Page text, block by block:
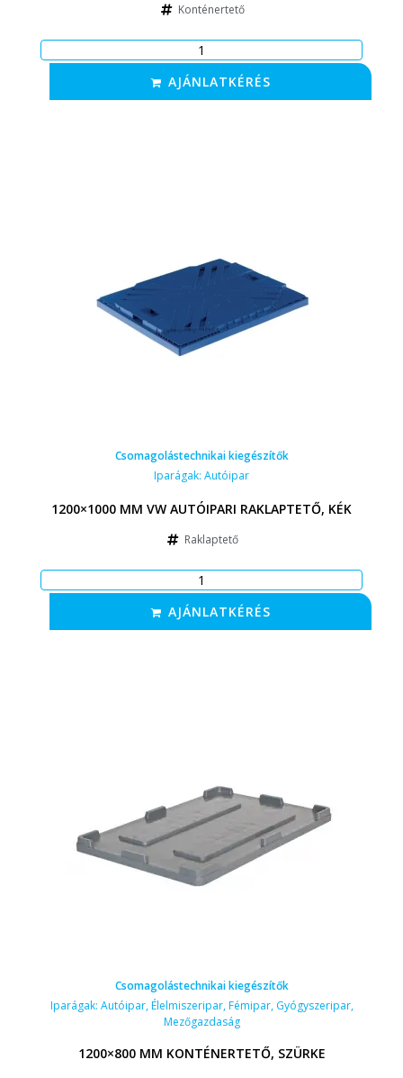
Konténertető
AJÁNLATKÉRÉS
Csomagolástechnikai kiegészítők
Iparágak: Autóipar
1200×1000 MM VW AUTÓIPARI RAKLAPTETŐ, KÉK
Raklaptető
AJÁNLATKÉRÉS
Csomagolástechnikai kiegészítők
Iparágak: Autóipar,Élelmiszeripar,Fémipar, Gyógyszeripar,
Mezőgazdaság
1200×800 MM KONTÉNERTETŐ, SZÜRKE